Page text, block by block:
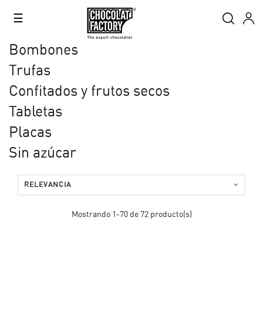
Navegación
palanca
☰
Bombones
Trufas
Confitados y frutos secos
Tabletas
Placas
Sin azúcar
RELEVANCIA
Mostrando 1-70 de 72 producto(s)